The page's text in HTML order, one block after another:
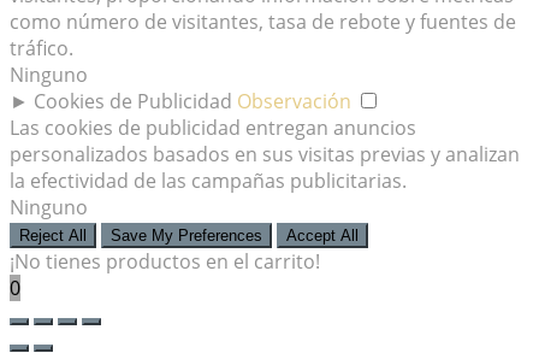
como número de visitantes, tasa de rebote y fuentes de
tráfico.
Ninguno
► Cookies de Publicidad Observación
Las cookies de publicidad entregan anuncios
personalizados basados en sus visitas previas y analizan
la efectividad de las campañas publicitarias.
Ninguno
Reject All Save My Preferences Accept All
¡No tienes productos en el carrito!
0